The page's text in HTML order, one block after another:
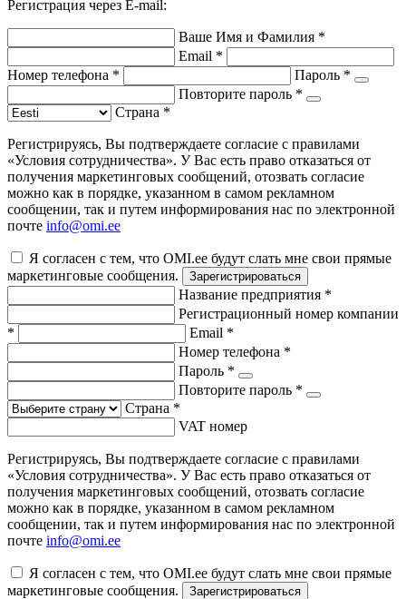
Регистрация через E-mail:
Ваше Имя и Фамилия *
Email *
Номер телефона * Пароль *
Повторите пароль *
Страна *
Регистрируясь, Вы подтверждаете согласие с правилами
«Условия сотрудничества». У Вас есть право отказаться от
получения маркетинговых сообщений, отозвать согласие
можно как в порядке, указанном в самом рекламном
сообщении, так и путем информирования нас по электронной
почте info@omi.ee
Я согласен с тем, что OMI.ee будут слать мне свои прямые
маркетинговые сообщения.
Зарегистрироваться
Название предприятия *
Регистрационный номер компании
*
Email *
Номер телефона *
Пароль *
Повторите пароль *
Страна *
VAT номер
Регистрируясь, Вы подтверждаете согласие с правилами
«Условия сотрудничества». У Вас есть право отказаться от
получения маркетинговых сообщений, отозвать согласие
можно как в порядке, указанном в самом рекламном
сообщении, так и путем информирования нас по электронной
почте info@omi.ee
Я согласен с тем, что OMI.ee будут слать мне свои прямые
маркетинговые сообщения.
Зарегистрироваться